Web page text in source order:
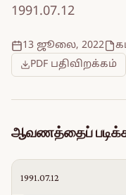
1991.07.12
13 ஜூலை, 2022
PDF பதிவிறக்கம்
ஆவணத்தைப்
1991.07.12